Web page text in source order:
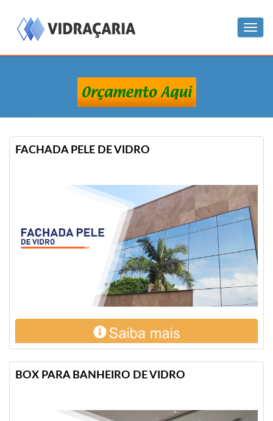
Menu
FACHADA PELE DE VIDRO
BOX PARA BANHEIRO DE VIDRO